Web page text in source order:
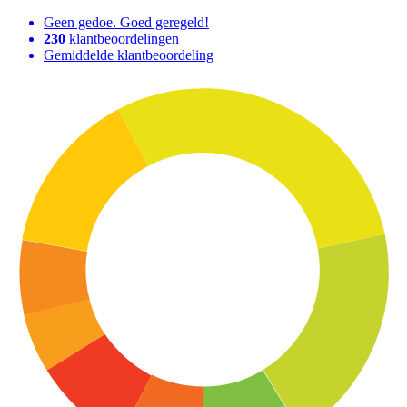
Geen gedoe. Goed geregeld!
230 klantbeoordelingen
Gemiddelde klantbeoordeling